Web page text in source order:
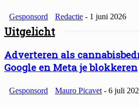
Gesponsord Redactie - 1 juni 2026
Uitgelicht
Adverteren als
Google en Meta je blokkeren
Gesponsord Mauro Picavet - 6 juli